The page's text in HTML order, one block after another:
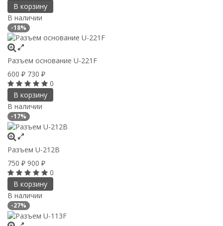
В корзину
В наличии
-18%
Разъем основание U-221F
600 ₽ 730 ₽
0
В корзину
В наличии
-17%
Разъем U-212B
750 ₽ 900 ₽
0
В корзину
В наличии
-27%